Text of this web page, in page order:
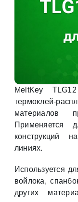
MeltKey
термоклей-
материалов
Применяется
конструкций
линиях.
Используется
войлока,
других